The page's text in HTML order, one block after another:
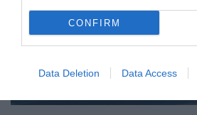
CONFIRM
Data Deletion Data Access